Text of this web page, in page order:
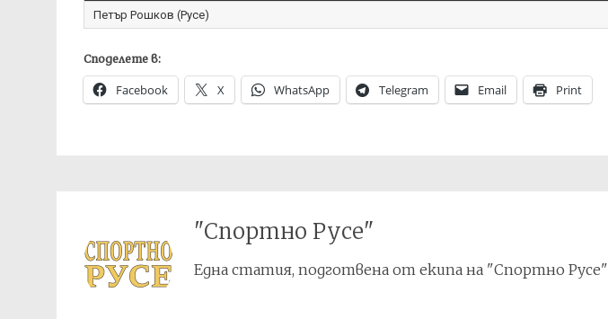
Петър Рошков (Русе)
Споделете в:
Facebook X WhatsApp Telegram Email Print
"Спортно Русе"
Една статия, подготвена от екипа на "Спортно Русе"